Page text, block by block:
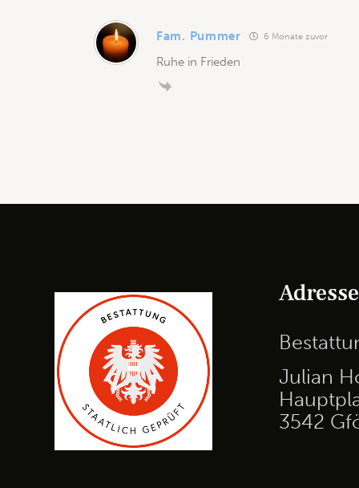
Fam. Pummer 6 Monate zuvor
Ruhe in Frieden
Adresse
Julian
3542